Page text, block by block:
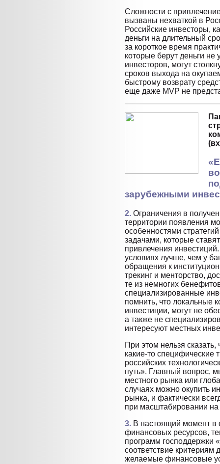
Сложности с
вызваны нехваткой в
Российские инвесторы,
деньги на длительный
за короткое время
которые берут деньги
инвесторов, могут
сроков выхода на
быстрому возврату
еще даже MVP не
зарубежными
2. Ограничения в
территории появления
особенностями
задачами, которые
привлечения
условиях лучше, чем у
обращения к
трекинг и менторство,
те из немногих
специализированные
помнить, что локальные
инвестиции, могут не
а также не
интересуют местных
При этом нельзя сказать,
какие-то специфические
российских
путь». Главный вопрос,
местного рынка или
случаях можно окупить
рынка, и фактически
при масштабировании
3. В настоящий момент в
финансовых ресурсов,
программ господдержки
соответствие критериям
желаемые финансовые